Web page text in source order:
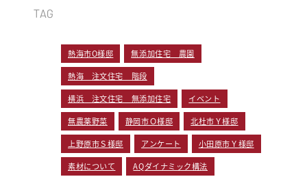
TAG
熱海市O様邸 無添加住宅 農園
熱海 注文住宅 階段
横浜 注文住宅 無添加住宅 イベント
無農薬野菜 静岡市Ｏ様邸 北杜市Ｙ様邸
上野原市Ｓ様邸 アンケート 小田原市Ｙ様邸
素材について AQダイナミック構法